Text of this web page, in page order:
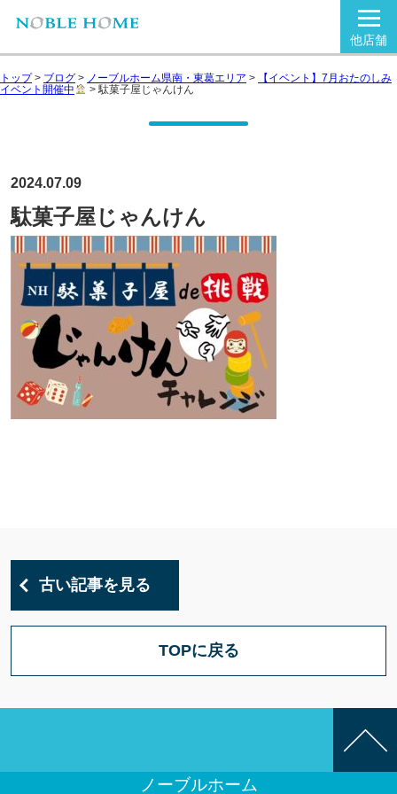
他店舗
トップ> ブログ > ノーブルホーム県南・東葛エリア >
【イベント】7月おたのしみ
イベント開催中
> 駄菓子屋じゃんけん
2024.07.09
駄菓子屋じゃんけん
古い記事を見る
TOPに戻る
ノーブルホーム